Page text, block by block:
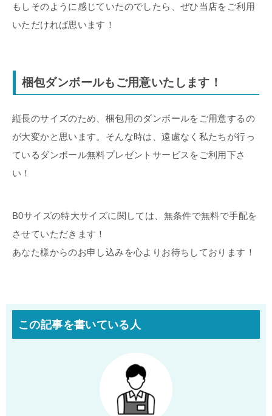
もしそのように感じていたのでしたら、ぜひ当店をご利用
いただければ思います！
梱包ダンボールもご用意いたします！
縦長のサイズのため、梱包用のダンボールをご用意するの
が大変かと思います。そんな時は、遠慮なく私たちが行っ
ているダンボール無料プレゼントサービスをご利用下さ
い！
B0サイズの特大サイズに関しては、無条件で無料で手配を
させていただきます！
あなた様からのお申し込みを心よりお待ちしております！
この記事を書いている人